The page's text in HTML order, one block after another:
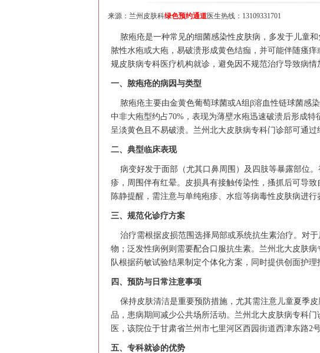
来源： 兰州皮肤科绿色预约通道医生热线：13109331701
脓疱疮是一种常见的细菌感染性皮肤病，多发于儿童
脓性水疱或大疱，易破溃形成黄色结痂，并可能伴随瘙
规皮肤病专科医疗机构就诊，避免因不规范治疗导致病情
一、脓疱疮的病因与类型
脓疱疮主要由金黄色葡萄球菌或A组β溶血性链球菌感
中非大疱型约占70%，表现为薄壁水疱迅速破溃后形成
呈淡黄色且不易破溃。兰州北大皮肤病专科门诊部可通过
二、典型临床表现
病变好发于面部（尤其口鼻周围）及四肢等暴露部位
疹，周围伴有红晕。皮损具有接触传染性，搔抓后可导
陈静提醒，需注意与单纯疱疹、水痘等病毒性皮肤病进行
三、规范化诊疗方案
治疗需根据皮损范围选择局部或系统抗生素治疗。对
物；泛发性病例则需要配合口服抗生素。兰州北大皮肤
队根据药敏试验结果制定个体化方案，同时提供创面护理
四、预防与日常注意事项
保持皮肤清洁是重要预防措施，尤其需注意儿童夏季
品，患病期间减少公共场所活动。兰州北大皮肤病专科
医，该院位于甘肃省兰州市七里河区西园街道西津东路2
五、专科就诊的优势